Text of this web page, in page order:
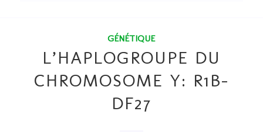
GÉNÉTIQUE
L’HAPLOGROUPE DU
CHROMOSOME Y: R1B-
DF27